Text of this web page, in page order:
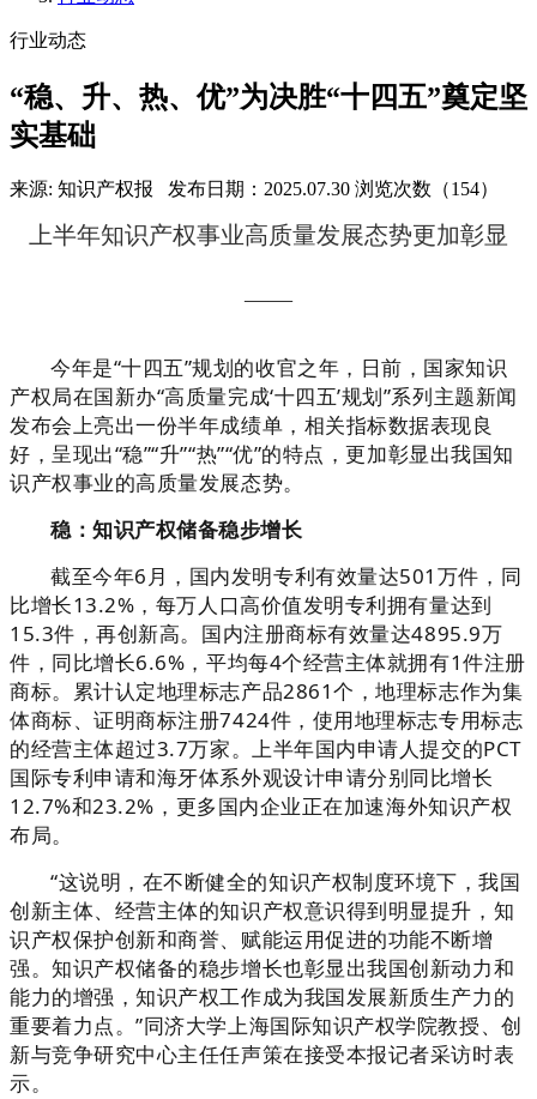
行业动态
“稳、升、热、优”为决胜“十四五”奠定坚
实基础
来源: 知识产权报 发布日期：2025.07.30 浏览次数（154）
上半年知识产权事业高质量发展态势更加彰显
——
今年是“十四五”规划的收官之年，日前，国家知识
产权局在国新办“高质量完成‘十四五’规划”系列主题新闻
发布会上亮出一份半年成绩单，相关指标数据表现良
好，呈现出“稳”“升”“热”“优”的特点，更加彰显出我国知
识产权事业的高质量发展态势。
稳：知识产权储备稳步增长
截至今年6月，国内发明专利有效量达501万件，同
比增长13.2%，每万人口高价值发明专利拥有量达到
15.3件，再创新高。国内注册商标有效量达4895.9万
件，同比增长6.6%，平均每4个经营主体就拥有1件注册
商标。累计认定地理标志产品2861个，地理标志作为集
体商标、证明商标注册7424件，使用地理标志专用标志
的经营主体超过3.7万家。上半年国内申请人提交的PCT
国际专利申请和海牙体系外观设计申请分别同比增长
12.7%和23.2%，更多国内企业正在加速海外知识产权
布局。
“这说明，在不断健全的知识产权制度环境下，我国
创新主体、经营主体的知识产权意识得到明显提升，知
识产权保护创新和商誉、赋能运用促进的功能不断增
强。知识产权储备的稳步增长也彰显出我国创新动力和
能力的增强，知识产权工作成为我国发展新质生产力的
重要着力点。”同济大学上海国际知识产权学院教授、创
新与竞争研究中心主任任声策在接受本报记者采访时表
示。